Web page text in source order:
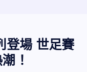
登場 世足賽
！